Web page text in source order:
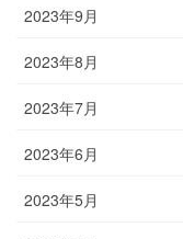
2023年9月
2023年8月
2023年7月
2023年6月
2023年5月